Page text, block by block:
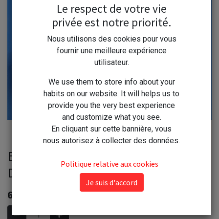
Beka Poele Induction Maestro
D28cm revêtu céramique
69,60
Le respect de votre vie
privée est notre priorité.
Nous utilisons des cookies pour vous
fournir une meilleure expérience
utilisateur.
We use them to store info about your
habits on our website. It will helps us to
provide you the very best experience
and customize what you see.
En cliquant sur cette bannière, vous
nous autorisez à collecter des données.
Politique relative aux cookies
Je suis d'accord